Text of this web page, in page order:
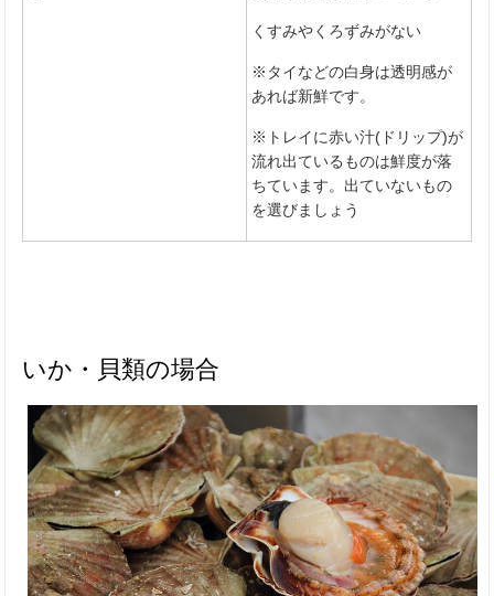
くすみやくろずみがない
※タイなどの白身は透明感が
あれば新鮮です。
※トレイに赤い汁(ドリップ)が
流れ出ているものは鮮度が落
ちています。出ていないもの
を選びましょう
いか・貝類の場合